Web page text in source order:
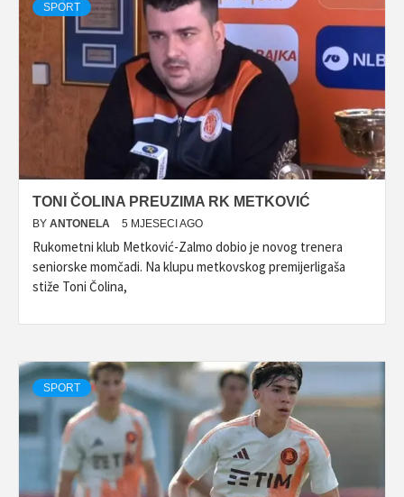
SPORT
TONI ČOLINA PREUZIMA RK METKOVIĆ
BY ANTONELA 5 MJESECI AGO
Rukometni klub Metković-Zalmo dobio je novog trenera
seniorske momčadi. Na klupu metkovskog premijerligaša
stiže Toni Čolina,
SPORT